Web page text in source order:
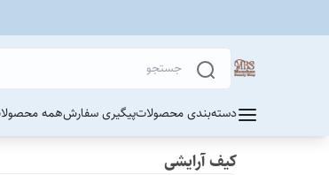
دسته‌بندی محصولاتپیگیری سفارشهمه
کیف آرایشی